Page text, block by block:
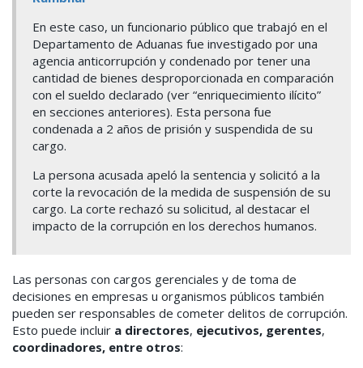
En este caso, un funcionario público que trabajó en el
Departamento de Aduanas fue investigado por una
agencia anticorrupción y condenado por tener una
cantidad de bienes desproporcionada en comparación
con el sueldo declarado (ver “enriquecimiento ilícito”
en secciones anteriores). Esta persona fue
condenada a 2 años de prisión y suspendida de su
cargo.
La persona acusada apeló la sentencia y solicitó a la
corte la revocación de la medida de suspensión de su
cargo. La corte rechazó su solicitud, al destacar el
impacto de la corrupción en los derechos humanos.
Las personas con cargos gerenciales y de toma de
decisiones en empresas u organismos públicos también
pueden ser responsables de cometer delitos de corrupción.
Esto puede incluir a directores, ejecutivos, gerentes,
coordinadores, entre otros: